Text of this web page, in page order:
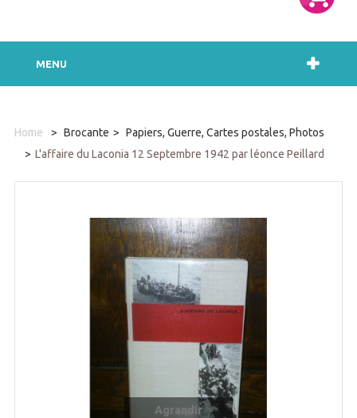
MENU
Home > Brocante > Papiers, Guerre, Cartes postales, Photos
> L'affaire du Laconia 12 Septembre 1942 par léonce Peillard
Agrandir